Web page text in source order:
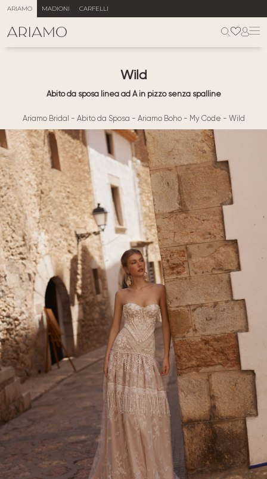
ARIAMO MADIONI CARFELLI
Wild
Abito da sposa linea ad A in pizzo senza spalline
Ariamo Bridal - Abito da Sposa - Ariamo Boho- My Code - Wild